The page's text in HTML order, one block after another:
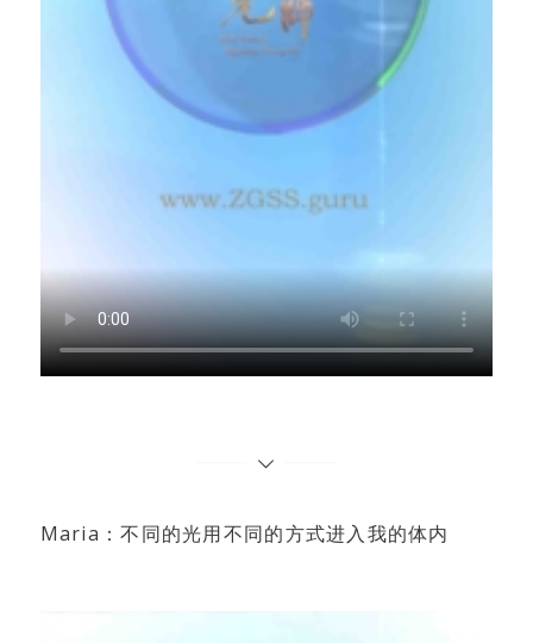
Maria：不同的光用不同的方式进入我的体内